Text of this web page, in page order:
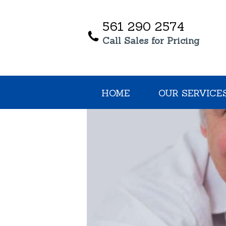
561 290 2574
Call Sales for Pricing
HOME OUR